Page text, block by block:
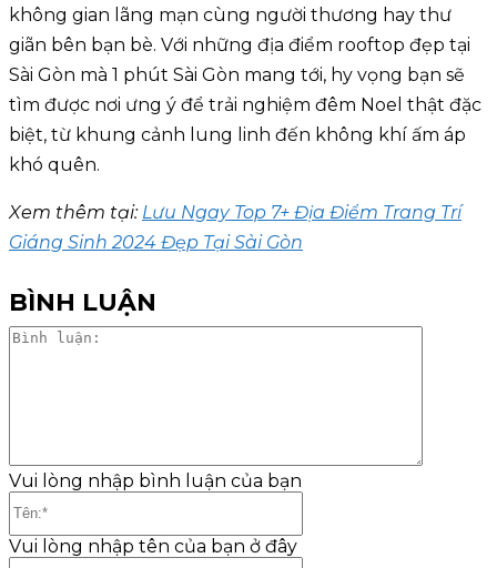
không gian lãng mạn cùng người thương hay thư
giãn bên bạn bè. Với những địa điểm rooftop đẹp tại
Sài Gòn mà 1 phút Sài Gòn mang tới, hy vọng bạn sẽ
tìm được nơi ưng ý để trải nghiệm đêm Noel thật đặc
biệt, từ khung cảnh lung linh đến không khí ấm áp
khó quên.
Xem thêm tại: Lưu Ngay Top 7+ Địa Điểm Trang Trí
Giáng Sinh 2024 Đẹp Tại Sài Gòn
BÌNH LUẬN
Vui lòng nhập bình luận của bạn
Vui lòng nhập tên của bạn ở đây